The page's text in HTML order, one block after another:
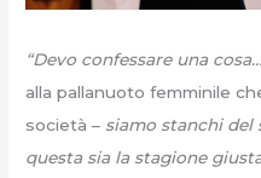
“Devo confessare una
alla pallanuoto femminile
società – siamo stanchi del
questa sia la stagione